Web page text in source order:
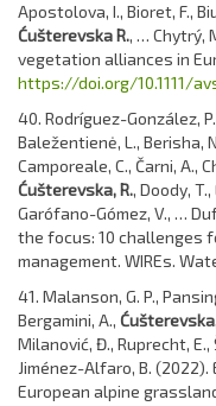
Apostolova, I., Bioret, F.,
Ćušterevska R., … Chytrý,
vegetation alliances in
https://doi.org/10.1111/
40. Rodríguez-González,
Baležentienė, L., Berisha,
Camporeale, C., Čarni, A.,
Ćušterevska, R., Doody,
Garófano-Gómez, V., …
the focus: 10 challenges
management. WIREs.
41. Malanson, G. P.,
Bergamini, A.,
Milanović, Đ., Ruprecht, E.,
Jiménez-Alfaro, B.
European alpine